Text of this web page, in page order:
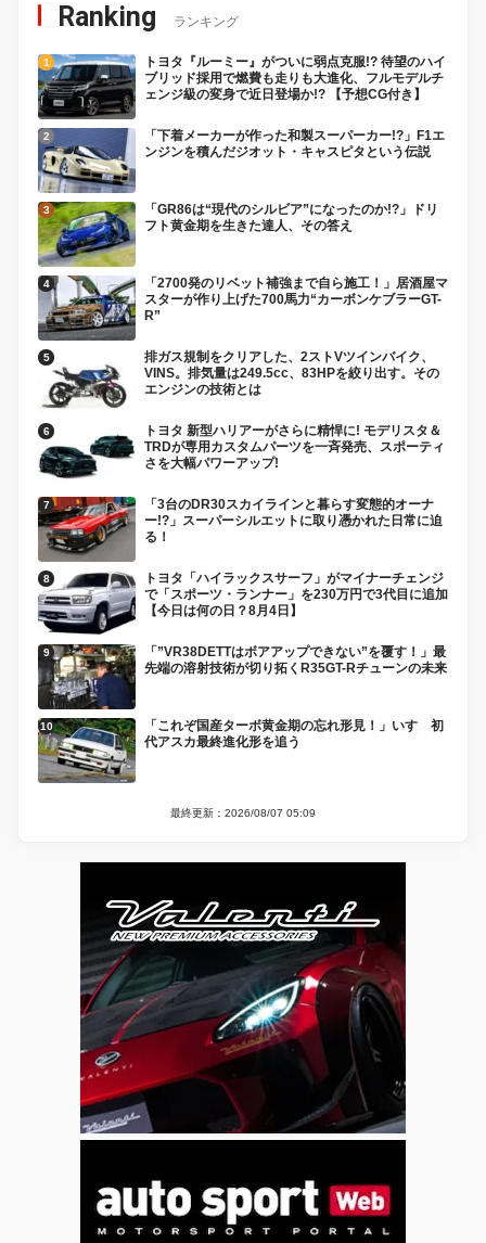
Ranking ランキング
トヨタ『ルーミー』がついに弱点克服!? 待望のハイ
ブリッド採用で燃費も走りも大進化、フルモデルチ
ェンジ級の変身で近日登場か!? 【予想CG付き】
「下着メーカーが作った和製スーパーカー!?」F1エ
ンジンを積んだジオット・キャスピタという伝説
「GR86は“現代のシルビア”になったのか!?」ドリ
フト黄金期を生きた達人、その答え
「2700発のリベット補強まで自ら施工！」居酒屋マ
スターが作り上げた700馬力“カーボンケブラーGT-
R”
排ガス規制をクリアした、2ストVツインバイク、
VINS。排気量は249.5cc、83HPを絞り出す。その
エンジンの技術とは
トヨタ 新型ハリアーがさらに精悍に! モデリスタ＆
TRDが専用カスタムパーツを一斉発売、スポーティ
さを大幅パワーアップ!
「3台のDR30スカイラインと暮らす変態的オーナ
ー!?」スーパーシルエットに取り憑かれた日常に迫
る！
トヨタ「ハイラックスサーフ」がマイナーチェンジ
で「スポーツ・ランナー」を230万円で3代目に追加
【今日は何の日？8月4日】
「”VR38DETTはボアアップできない”を覆す！」最
先端の溶射技術が切り拓くR35GT-Rチューンの未来
「これぞ国産ターボ黄金期の忘れ形見！」いすゞ初
代アスカ最終進化形を追う
最終更新：2026/08/07 05:09